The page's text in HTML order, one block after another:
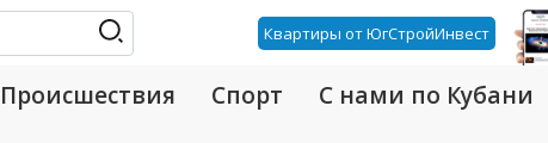
Квартиры от ЮгСтройИнвест
Происшествия Спорт С нами по Кубани